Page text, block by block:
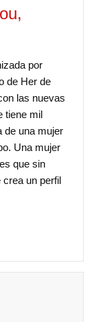
por
de Her de
las nuevas
tiene mil
de una mujer
Una mujer
que sin
un perfil